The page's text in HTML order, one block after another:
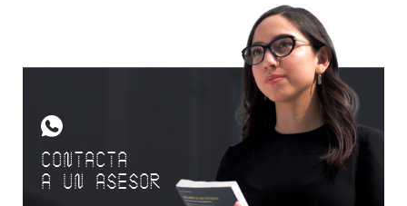
CONTACTA
A UN ASESOR